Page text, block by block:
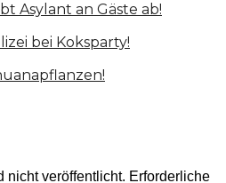
Asylant an Gäste ab!
bei Koksparty!
nicht veröffentlicht. Erforderliche